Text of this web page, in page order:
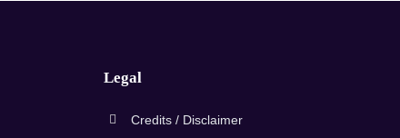
Legal
Credits / Disclaimer